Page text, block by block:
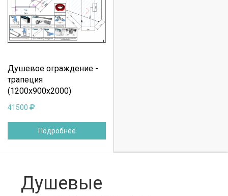
Душевое ограждение -
трапеция
(1200х900х2000)
41500
Подробнее
Выберите количество:
Душевые